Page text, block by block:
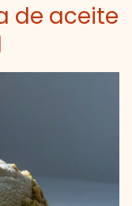
de aceite